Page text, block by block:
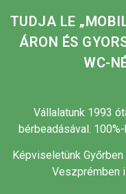
TUDJA LE
ÁRON ÉS
WC-
Vállalatunk 1993
bérbeadásával.
Képviseletünk
Veszprémben